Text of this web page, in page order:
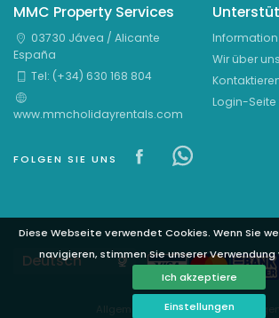
Diese Webseite verwendet Cookies. Wenn Sie
navigieren, stimmen Sie unserer Verwendung
Ich akzeptiere
Einstellungen
MMC Property Services
03730 Jávea / Alicante
España
Tel: (+34) 630 168 804
www.mmcholidayrentals.com
FOLGEN SIE UNS Visit our
Visit our
Information
Wir über uns
Login-Seite
Languages
Allgemeine Buchungsbedingungen